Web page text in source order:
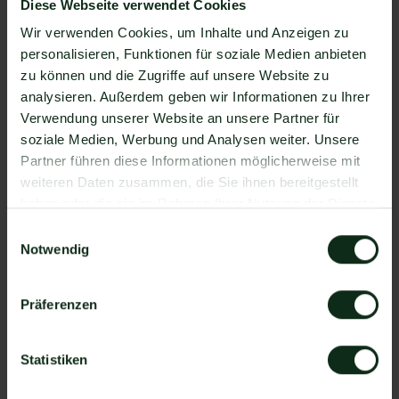
Diese Webseite verwendet Cookies
Wir verwenden Cookies, um Inhalte und Anzeigen zu
personalisieren, Funktionen für soziale Medien anbieten
zu können und die Zugriffe auf unsere Website zu
analysieren. Außerdem geben wir Informationen zu Ihrer
Verwendung unserer Website an unsere Partner für
soziale Medien, Werbung und Analysen weiter. Unsere
Partner führen diese Informationen möglicherweise mit
weiteren Daten zusammen, die Sie ihnen bereitgestellt
Notwendig
Präferenzen
Statistiken
ermöglichen. Mit Mateo stehen Ihnen dank der
Zapier Integration über 6.000 Apps zur
Verfügung, die Sie mit WhatsApp verbinden
können. Darunter ist natürlich auch
SubscriptionFlow !
Da der Einrichtungsprozess der Integration je nach
dem Anbieter der WhatsApp API Schnittstelle
differenziert, gibt es keine allgemein gültige
Anleitung. Wir zeigen Ihnen im Folgenden, wie die
So funktioniert die Integration von
Schritt 1: Zapier Konto erstellen, SubscriptionFlow
Schritt 2: Eine der Apps (SubscriptionFlow oder